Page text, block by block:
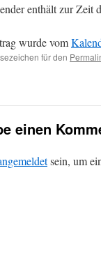
enthält zur Zeit
wurde vom
für den
einen
sein, um